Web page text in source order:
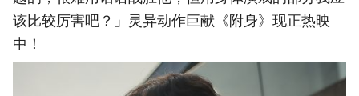
该比较厉害吧？」灵异动作巨献《附身》现正热映
中！